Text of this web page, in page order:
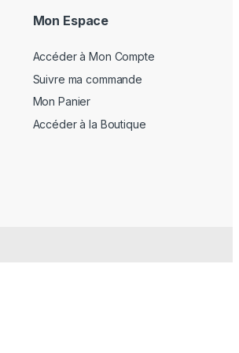
Mon Espace
Accéder à Mon Compte
Suivre ma commande
Mon Panier
Accéder à la Boutique